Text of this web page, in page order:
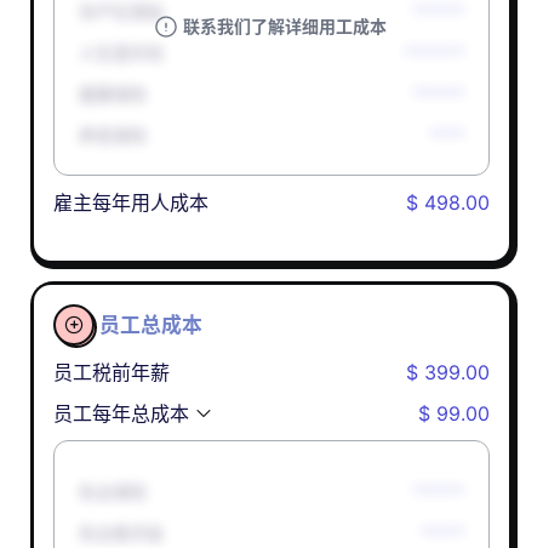
联系我们了解详细用工成本
孕产妇津贴
雇主每年用人成本 $ 498.00

员工总成本
员工税前年薪
$ 399.00
员工每年总成本
$ 99.00